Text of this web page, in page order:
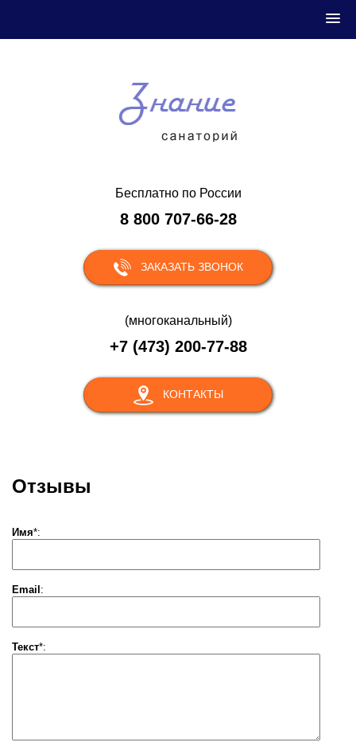
Бесплатно по России
8 800 707-66-28
ЗАКАЗАТЬ ЗВОНОК
(многоканальный)
+7 (473) 200-77-88
КОНТАКТЫ
Отзывы
Имя*:
Email :
Текст*: